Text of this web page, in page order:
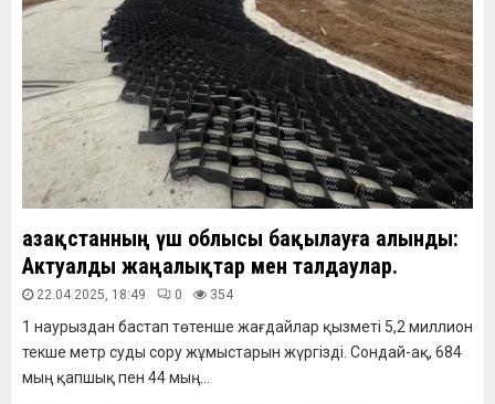
Қазақстанның үш облысы бақылауға алынды:
Актуалды жаңалықтар мен талдаулар.
22.04.2025, 18:49 0 354
1 наурыздан бастап төтенше жағдайлар қызметі 5,2 миллион
текше метр суды сору жұмыстарын жүргізді. Сондай-ақ, 684
мың қапшық пен 44 мың...